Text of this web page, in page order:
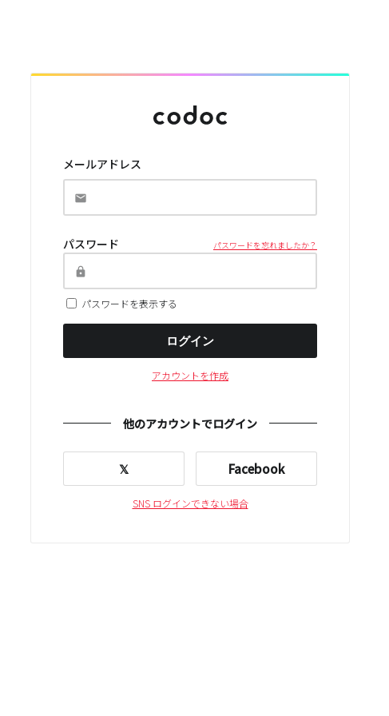
メールアドレス
パスワード パスワードを忘れましたか？
パスワードを表示する
ログイン
アカウントを作成
他のアカウントでログイン
𝕏 Facebook
SNS ログインできない場合